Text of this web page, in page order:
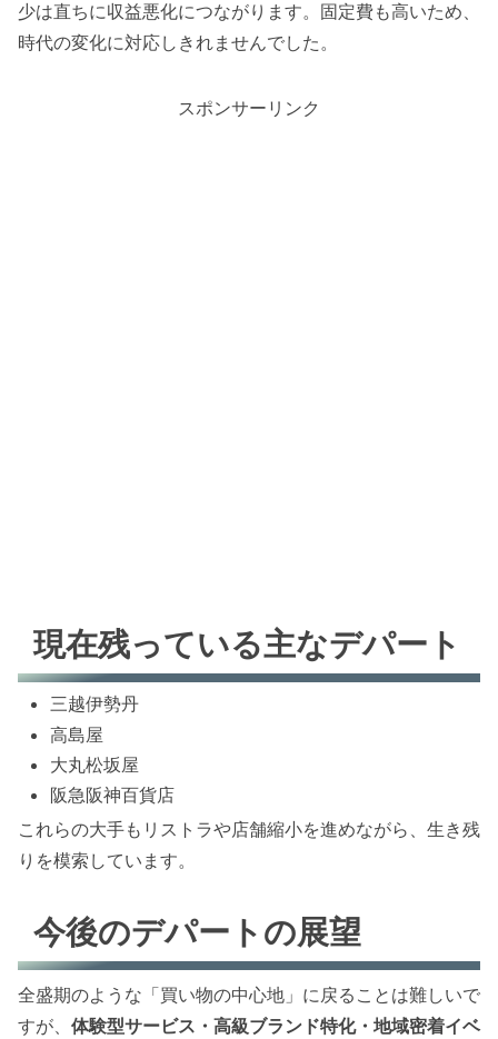
少は直ちに収益悪化につながります。固定費も高いため、
時代の変化に対応しきれませんでした。
スポンサーリンク
現在残っている主なデパート
三越伊勢丹
高島屋
大丸松坂屋
阪急阪神百貨店
これらの大手もリストラや店舗縮小を進めながら、生き残
りを模索しています。
今後のデパートの展望
全盛期のような「買い物の中心地」に戻ることは難しいで
すが、 体験型サービス・高級ブランド特化・地域密着イベ